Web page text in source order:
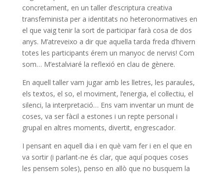
concretament, en un taller d’escriptura creativa
transfeminista per a identitats no heteronormatives en
el que vaig tenir la sort de participar farà cosa de dos
anys. M’atreveixo a dir que aquella tarda freda d’hivern
totes les participants érem un manyoc de nervis! Com
som… M’estalviaré la reflexió en clau de gènere.
En aquell taller vam jugar amb les lletres, les paraules,
els textos, el so, el moviment, l’energia, el col·lectiu, el
silenci, la interpretació… Ens vam inventar un munt de
coses, va ser fàcil a estones i un repte personal i
grupal en altres moments, divertit, engrescador.
I pensant en aquell dia i en què vam fer i en el que en
va sortir (i parlant-ne és clar, que aquí poques coses
les pensem soles), penso en allò que no busquem la